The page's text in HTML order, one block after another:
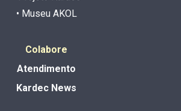
• Museu AKOL
Colabore
Atendimento
Kardec News